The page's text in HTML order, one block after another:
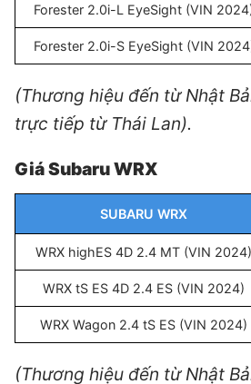
Forester 2.0i-L EyeSight (VIN
Forester 2.0i-S EyeSight (VIN
(Thương hiệu đến từ Nhật
trực tiếp từ Thái Lan).
Giá Subaru WRX
SUBARU WRX
WRX highES 4D 2.4 MT (VIN 2024)
WRX tS ES 4D 2.4 ES (VIN 2024)
WRX Wagon 2.4 tS ES (VIN 2024)
(Thương hiệu đến từ Nhật